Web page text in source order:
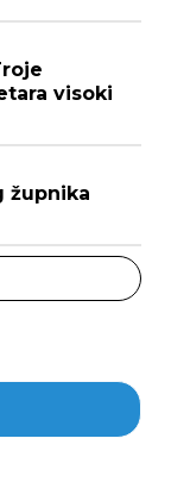
visoki
župnika